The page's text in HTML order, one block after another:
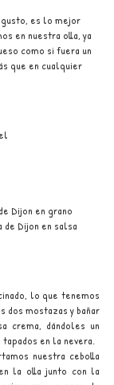
es lo mejor
en nuestra olla, ya
como si fuera un
que en cualquier
Dijon en grano
de Dijon en salsa
lo que tenemos
dos mostazas y bañar
crema, dándoles un
en la nevera.
nuestra cebolla
la olla junto con la